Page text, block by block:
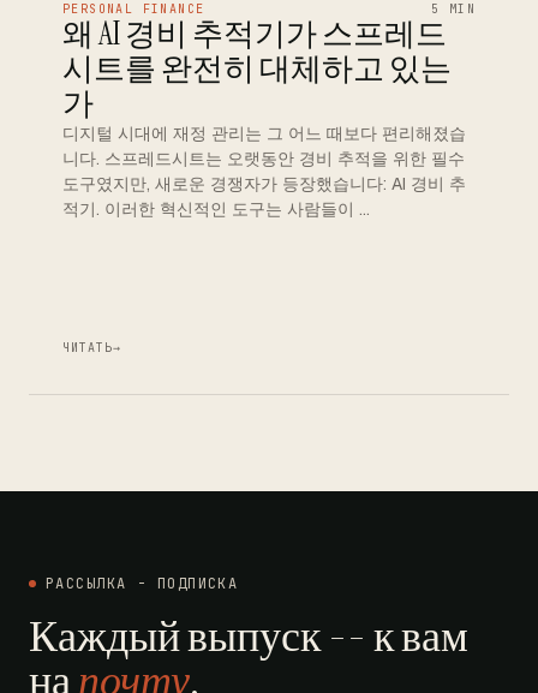
PERSONAL FINANCE 5 MIN
왜 AI 경비 추적기가 스프레드
시트를 완전히 대체하고 있는
가
디지털 시대에 재정 관리는 그 어느 때보다 편리해졌습
니다. 스프레드시트는 오랫동안 경비 추적을 위한 필수
도구였지만, 새로운 경쟁자가 등장했습니다: AI 경비 추
적기. 이러한 혁신적인 도구는 사람들이 …
ЧИТАТЬ→
РАССЫЛКА - ПОДПИСКА
Каждый выпуск -- к вам
напочту.